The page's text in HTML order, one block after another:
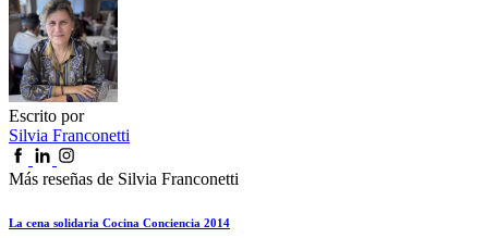
Escrito por
Silvia Franconetti
Más reseñas de Silvia Franconetti
La cena solidaria Cocina Conciencia 2014